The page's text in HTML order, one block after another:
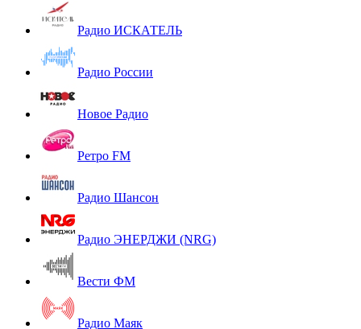
Радио ИСКАТЕЛЬ
Радио России
Новое Радио
Ретро FM
Радио Шансон
Радио ЭНЕРДЖИ (NRG)
Вести ФМ
Радио Маяк